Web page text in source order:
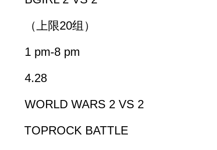
（上限20组）
1 pm-8 pm
4.28
WORLD WARS 2 VS 2
TOPROCK BATTLE